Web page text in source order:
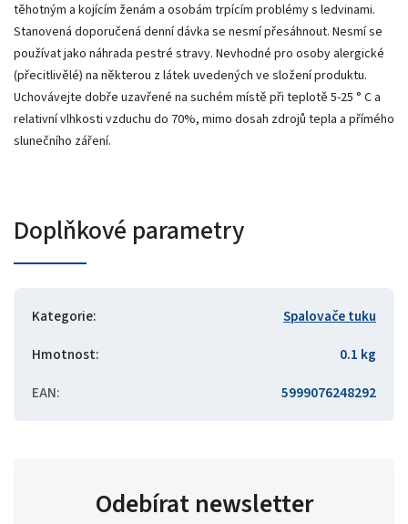
těhotným a kojícím ženám a osobám trpícím problémy s ledvinami.
Stanovená doporučená denní dávka se nesmí přesáhnout. Nesmí se
používat jako náhrada pestré stravy. Nevhodné pro osoby alergické
(přecitlivělé) na některou z látek uvedených ve složení produktu.
Uchovávejte dobře uzavřené na suchém místě při teplotě 5-25 ° C a
relativní vlhkosti vzduchu do 70%, mimo dosah zdrojů tepla a přímého
slunečního záření.
Doplňkové parametry
Kategorie:
Spalovače tuku
Hmotnost:
0.1 kg
EAN: 5999076248292
Odebírat newsletter